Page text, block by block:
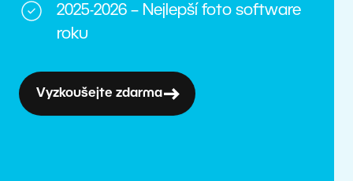
2025-2026 – Nejlepší foto software
roku
Vyzkoušejte zdarma